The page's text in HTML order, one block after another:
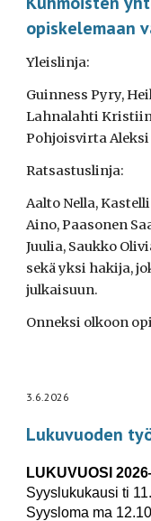
opiskelemaan
Yleislinja:
Guinness Pyry,
Lahnalahti
Pohjoisvirta Aleksi
Ratsastuslinja:
Aalto Nella,
Aino, Paasonen
Juulia, Saukko
sekä yksi hakija,
julkaisuun.
Onneksi olkoon
3.6.2026
Lukuvuoden
LUKUVUOSI
Syyslukukausi ti
Syysloma ma